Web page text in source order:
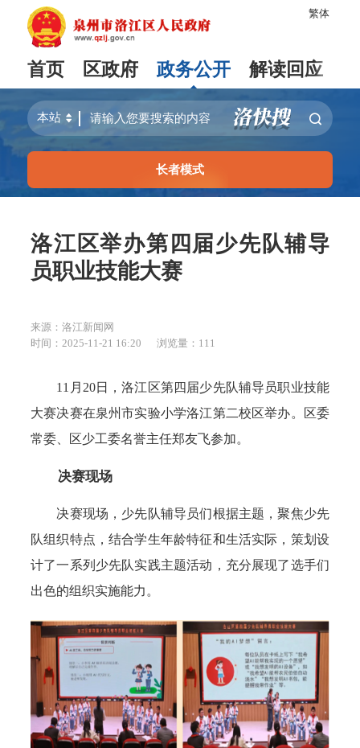
繁体
首页 区政府 政务公开 解读回应
长者模式
洛江区举办第四届少先队辅导
员职业技能大赛
来源：洛江新闻网
时间：2025-11-21 16:20
浏览量： 111
11月20日，洛江区第四届少先队辅导员职业技能
大赛决赛在泉州市实验小学洛江第二校区举办。区委
常委、区少工委名誉主任郑友飞参加。
决赛现场
决赛现场，少先队辅导员们根据主题，聚焦少先
队组织特点，结合学生年龄特征和生活实际，策划设
计了一系列少先队实践主题活动，充分展现了选手们
出色的组织实施能力。